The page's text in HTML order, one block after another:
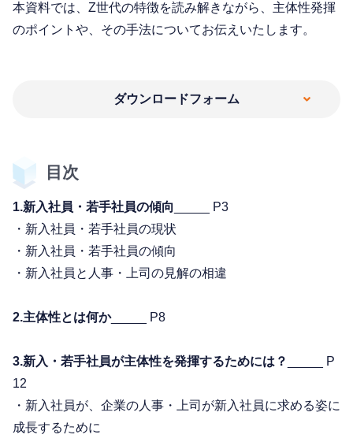
本資料では、Z世代の特徴を読み解きながら、主体性発揮
のポイントや、その手法についてお伝えいたします。
ダウンロードフォーム
目次
1.新入社員・若手社員の傾向
_____ P3
・新入社員・若手社員の現状
・新入社員・若手社員の傾向
・新入社員と人事・上司の見解の相違
2.主体性とは何か_____ P8
3.新入・若手社員が主体性を発揮するためには？
_____ P
12
・新入社員が、企業の人事・上司が新入社員に求める姿に
成長するために